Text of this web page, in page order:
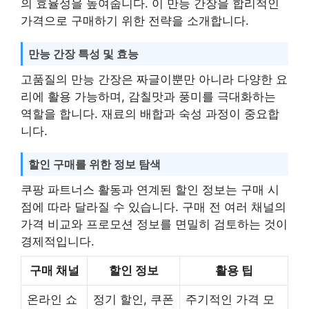
의 효율성을 높여줍니다. 이 만능 간장을 합리적인
가격으로 구매하기 위한 전략을 소개합니다.
만능 간장 특성 및 효능
고품질의 만능 간장은 짜글이뿐만 아니라 다양한 요
리에 활용 가능하며, 감칠맛과 풍미를 극대화하는
역할을 합니다. 재료의 배합과 숙성 과정이 중요합
니다.
할인 구매를 위한 정보 탐색
쿠팡 파트너스 활동과 연계된 할인 정보는 구매 시
점에 따라 달라질 수 있습니다. 구매 전 여러 채널의
가격 비교와 프로모션 정보를 면밀히 검토하는 것이
경제적입니다.
구매 채널 할인 정보 활용 팁
온라인 쇼 정기 할인, 쿠폰 주기적인 가격 모